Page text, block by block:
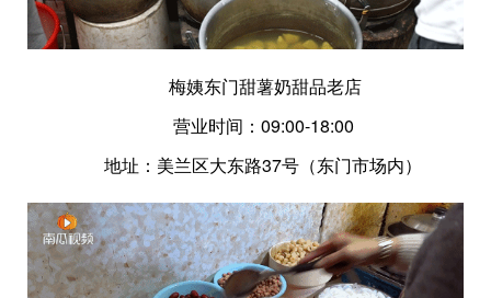
梅姨东门甜薯奶甜品老店
营业时间：09:00-18:00
地址：美兰区大东路37号（东门市场内）